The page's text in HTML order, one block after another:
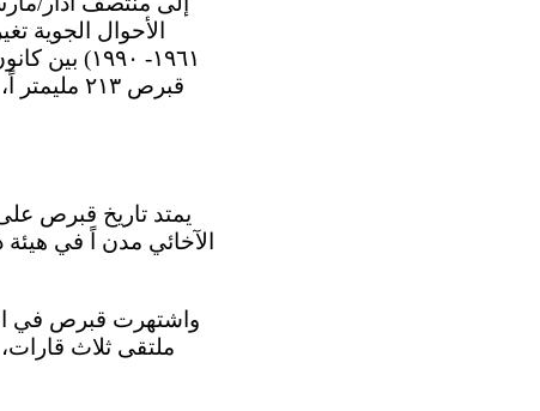
١٩٦١-
الآخائي مدن اً في هيئة